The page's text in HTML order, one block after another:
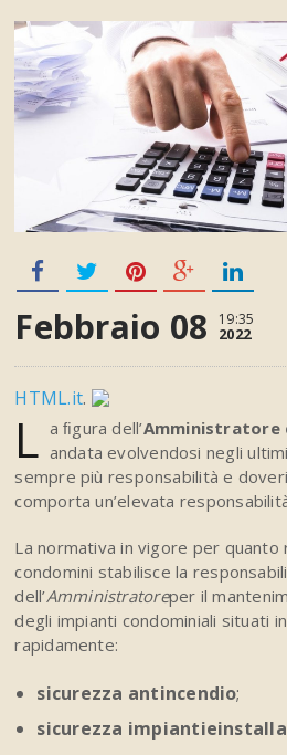
Febbraio 08 19:35
2022
HTML.it.
L a ﬁgura dell’Amministratore
andata evolvendosi negli
sempre più responsabilità e
comporta un’elevata
La normativa in vigore per quanto
condomini stabilisce la
dell’Amministratoreper il
degli impianti condominiali situati
rapidamente:
sicurezza antincendio;
sicurezza